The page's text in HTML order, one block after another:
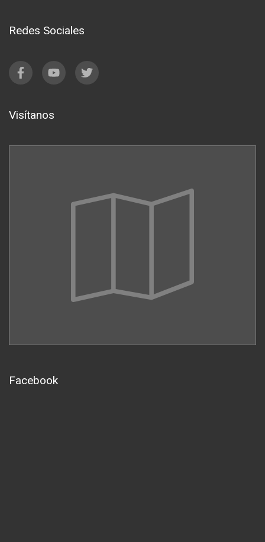
Redes Sociales
Visítanos
Facebook